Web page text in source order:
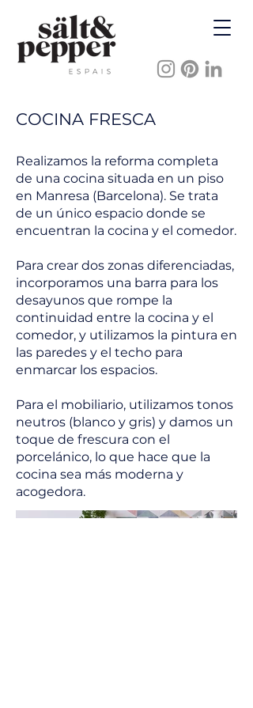
COCINA FRESCA
Realizamos la reforma completa
de una cocina situada en un piso
en Manresa (Barcelona). Se trata
de un único espacio donde se
encuentran la cocina y el comedor.
Para crear dos zonas diferenciadas,
incorporamos una barra para los
desayunos que rompe la
continuidad entre la cocina y el
comedor, y utilizamos la pintura en
las paredes y el techo para
enmarcar los espacios.
Para el mobiliario, utilizamos tonos
neutros (blanco y gris) y damos un
toque de frescura con el
porcelánico, lo que hace que la
cocina sea más moderna y
acogedora.